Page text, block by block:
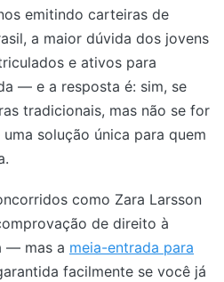
emitindo carteiras de
a maior dúvida dos jovens
e ativos para
— e a resposta é: sim, se
tradicionais, mas não se for
solução única para quem
como Zara Larsson
de direito à
— mas a meia-entrada para
facilmente se você já